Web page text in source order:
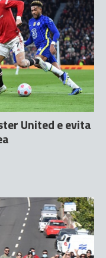
United e evita